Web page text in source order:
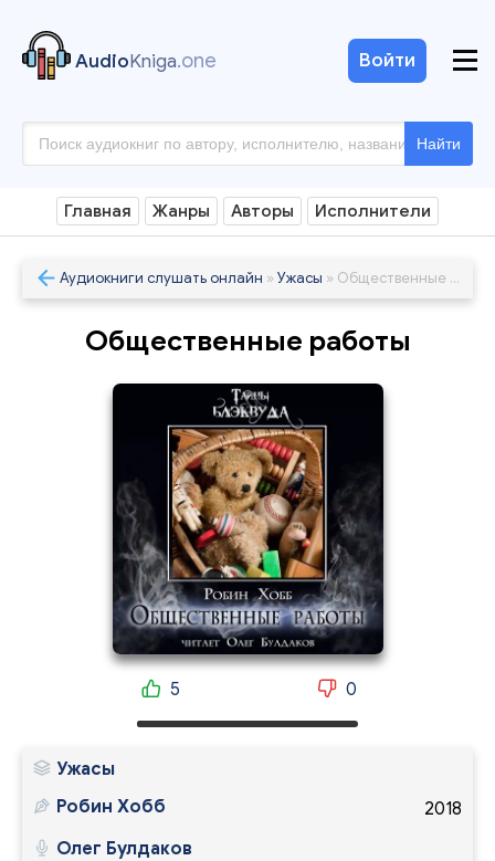
AudioKniga.one
Найти
Войти
Главная Жанры Авторы Исполнители
Аудиокниги слушать онлайн » Ужасы » Общественные работы
Общественные работы
5 0
Ужасы
2018
Робин Хобб
Олег Булдаков